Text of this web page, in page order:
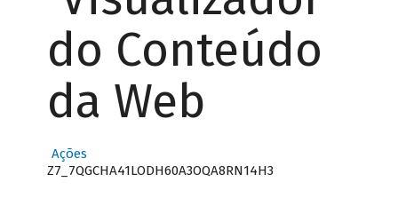
do Conteúdo
da Web
Ações
Z7_7QGCHA41LODH60A3OQA8RN14H3